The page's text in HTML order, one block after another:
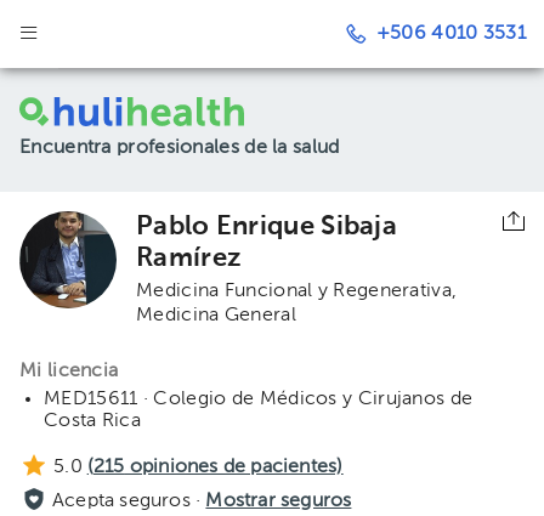
+506 4010 3531
Encuentra profesionales de la salud
Pablo Enrique Sibaja
Ramírez
Medicina Funcional y Regenerativa
Medicina General
Mi licencia
MED15611 · Colegio de Médicos y Cirujanos de
Costa Rica
5.0 (215 opiniones de pacientes)
Acepta seguros · Mostrar seguros